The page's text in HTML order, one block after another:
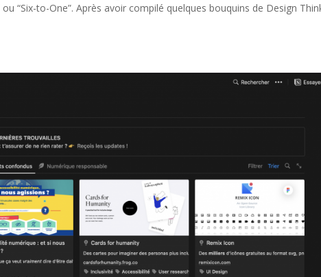
ou “Six-to-One”. Après avoir compilé quelques bouquins de Design